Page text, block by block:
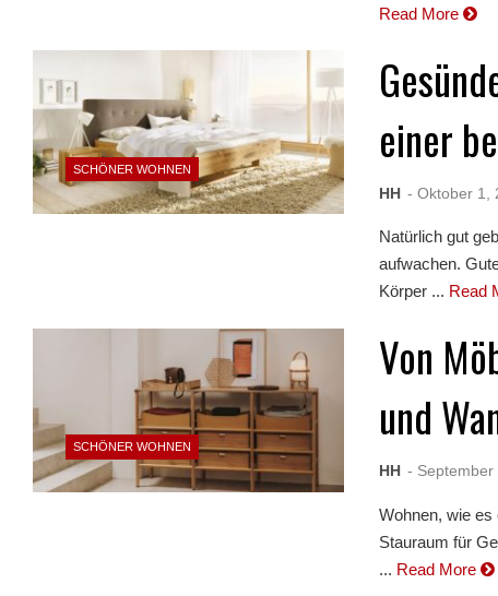
Read More
SCHÖNER WOHNEN
einer
HH - Oktober 1,
Natürlich gut
aufwachen.
Körper ... Read
SCHÖNER WOHNEN
Von
und
HH - September
Wohnen, wie
Stauraum für
... Read More